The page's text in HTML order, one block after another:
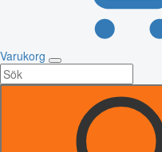
Varukorg